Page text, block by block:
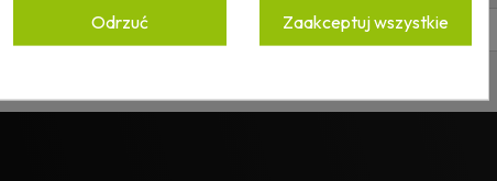
Odrzuć Zaakceptuj wszystkie